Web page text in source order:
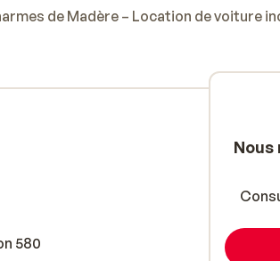
de Madère – Location de voiture
580
Nous